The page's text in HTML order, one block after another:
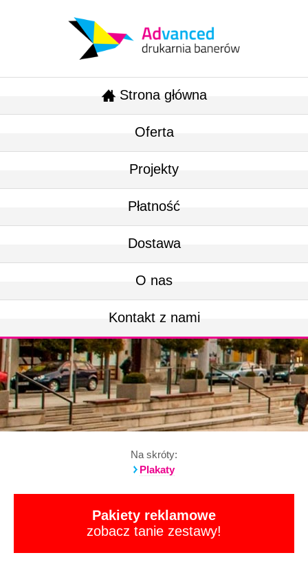
Strona główna
Oferta
Projekty
Płatność
Dostawa
O nas
Kontakt z nami
Na skróty:
Plakaty
Pakiety reklamowe
zobacz tanie zestawy!